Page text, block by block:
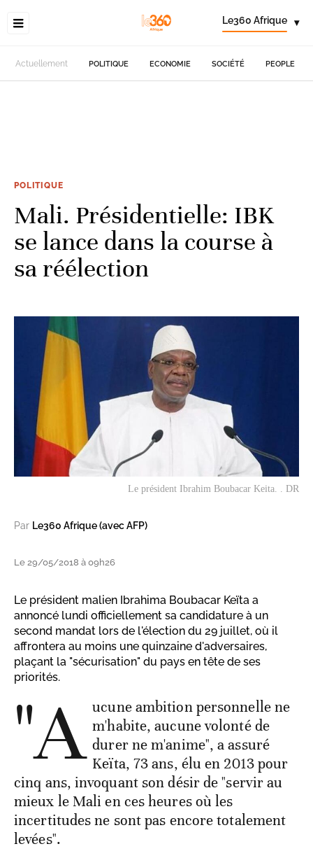
Le360 Afrique ▾
Actuellement POLITIQUE ECONOMIE SOCIÉTÉ PEOPLE
POLITIQUE
Mali. Présidentielle: IBK
se lance dans la course à
sa réélection
Le président Ibrahim Boubacar Keita. . DR
Par Le360 Afrique (avec AFP)
Le 29/05/2018 à 09h26
Le président malien Ibrahima Boubacar Keïta a
annoncé lundi officiellement sa candidature à un
second mandat lors de l'élection du 29 juillet, où il
affrontera au moins une quinzaine d'adversaires,
plaçant la "sécurisation" du pays en tête de ses
priorités.
"A ucune ambition personnelle ne
m'habite, aucune volonté de
durer ne m'anime", a assuré
Keïta, 73 ans, élu en 2013 pour
cinq ans, invoquant son désir de "servir au
mieux le Mali en ces heures où les
incertitudes ne sont pas encore totalement
levées".